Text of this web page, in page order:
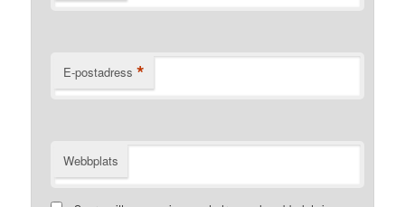
E-postadress *
Webbplats